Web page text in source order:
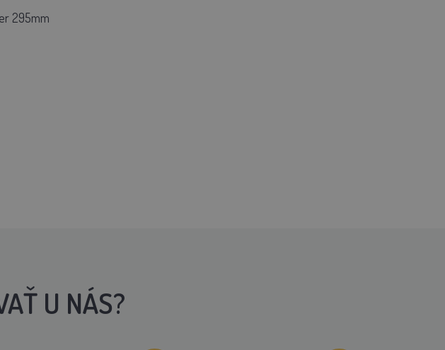
295mm
U NÁS?